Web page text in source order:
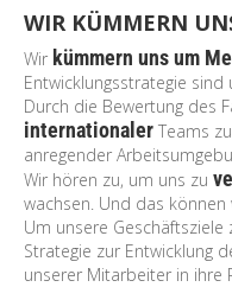
WIR KÜMMERN
Wir kümmern uns um
Entwicklungsstrategie
Durch die Bewertung des
internationaler Teams
anregender
Wir hören zu, um uns zu
wachsen. Und das
Um unsere
Strategie zur Entwicklung
unserer Mitarbeiter in ihre